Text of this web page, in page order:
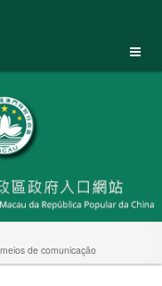
de comunicação